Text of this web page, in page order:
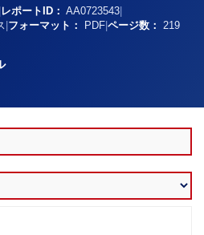
レポートID： AA0723543
フォーマット： PDF ページ数： 219